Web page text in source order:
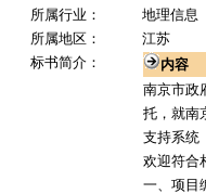
所属行业：
地理信息
所属地区：
江苏
标书简介：
内容
南京市政
托，就南
支持系统
欢迎符合
一、项目